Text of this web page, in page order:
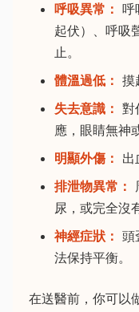
呼吸異常： 呼
起伏）、呼吸
止。
體溫過低： 摸
失去意識： 對
應，眼睛無神
明顯外傷： 出
排泄物異常：
尿，或完全沒
神經症狀： 頭
法保持平衡。
在送醫前，你可以